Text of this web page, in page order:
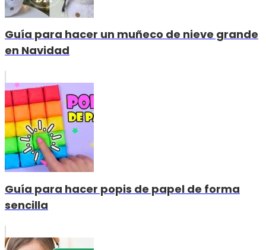
Guía para hacer un muñeco de nieve grande
en Navidad
Guía para hacer popis de papel de forma
sencilla